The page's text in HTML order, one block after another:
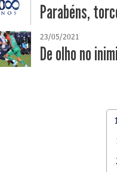
Parabéns,
23/05/2021
De olho no
1